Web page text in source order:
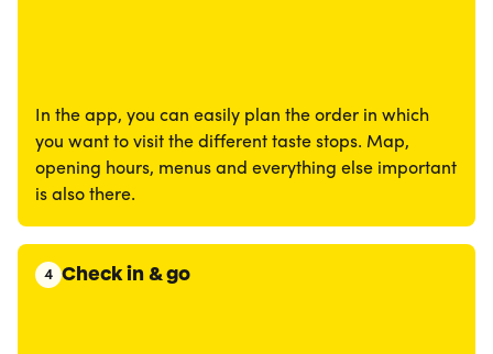
In the app, you can easily plan the order in which
you want to visit the different taste stops. Map,
opening hours, menus and everything else important
is also there.
4 Check in & go